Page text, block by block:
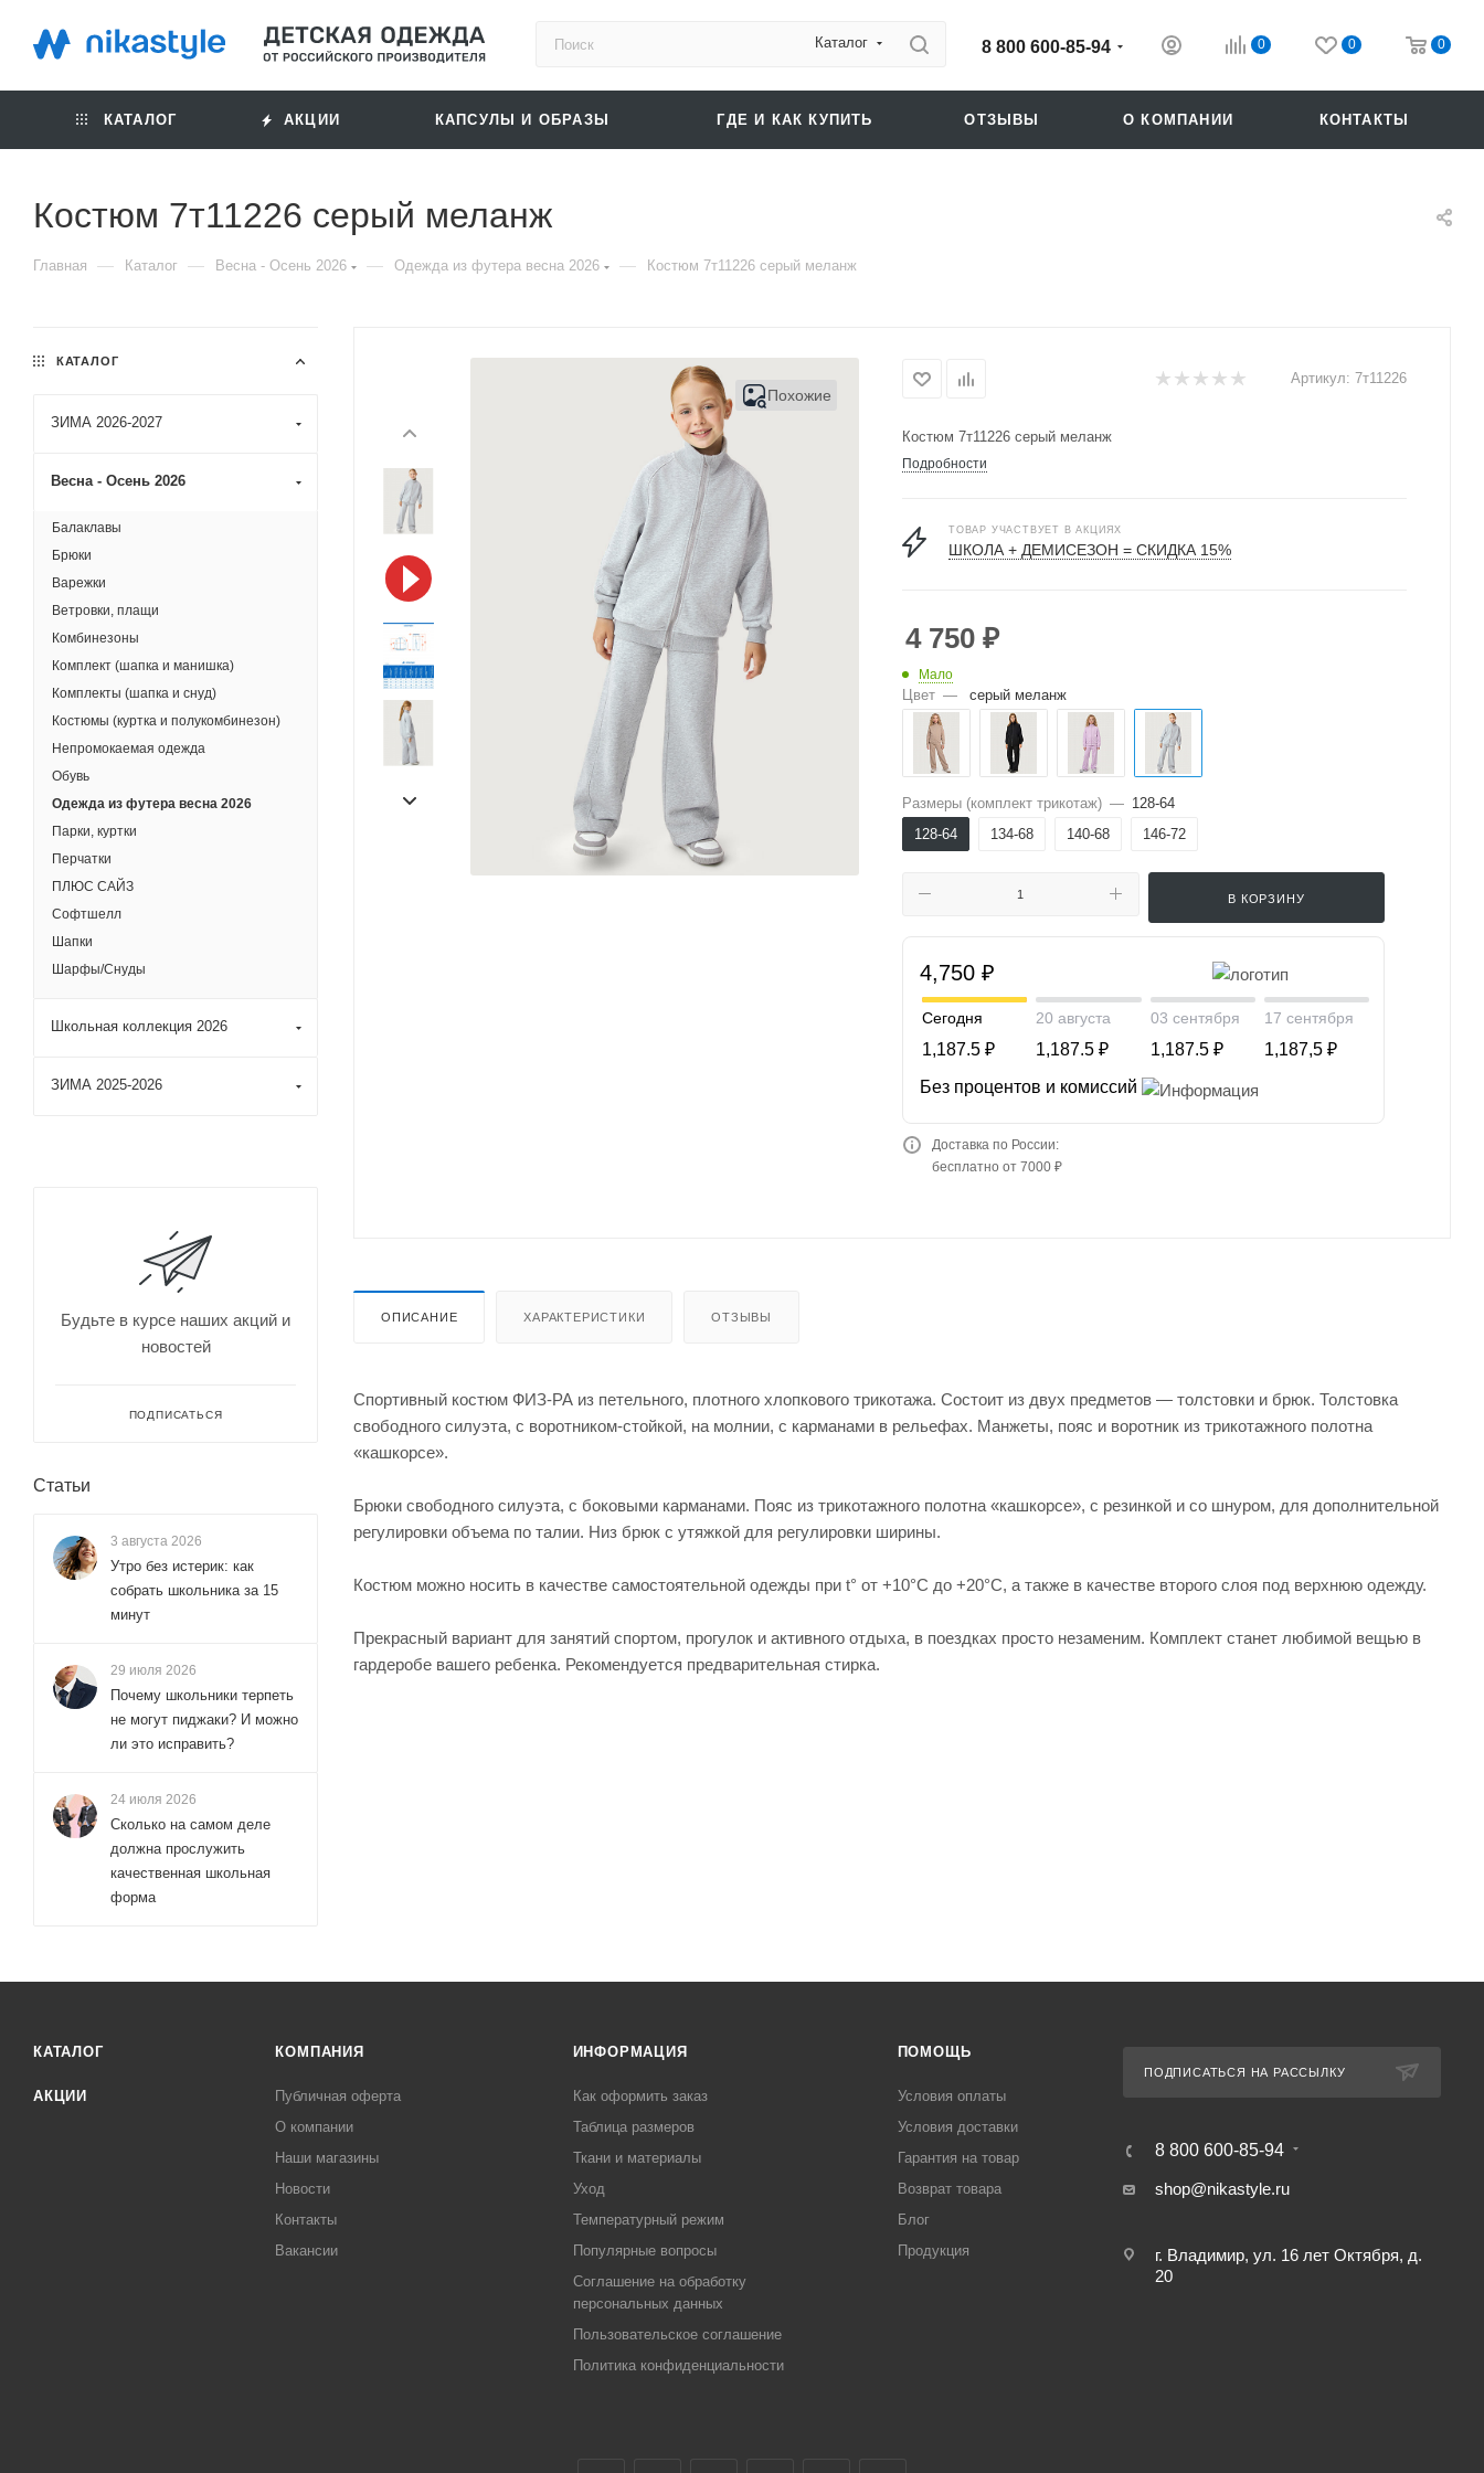
Каталог 8 800 600-85-94 0 0 0
КАТАЛОГ АКЦИИ КАПСУЛЫ И ОБРАЗЫ ГДЕ И КАК КУПИТЬ ОТЗЫВЫ О КОМПАНИИ КОНТАКТЫ
Костюм 7т11226 серый меланж
Главная — Каталог — Весна - Осень 2026 — Одежда из футера весна 2026 — Костюм 7т11226 серый меланж
Похожие
Артикул: 7т11226
Костюм 7т11226 серый меланж
Подробности
ТОВАР УЧАСТВУЕТ В АКЦИЯХ
ШКОЛА + ДЕМИСЕЗОН = СКИДКА 15%
4 750 ₽
Мало
Цвет — серый меланж
Размеры (комплект трикотаж) — 128-64
128-64
134-68 140-68 146-72
В КОРЗИНУ
4,750 ₽
Сегодня
1,187.5 ₽
20 августа
1,187.5 ₽
03 сентября
1,187.5 ₽
17 сентября
1,187,5 ₽
Без процентов и комиссий
Доставка по России:
бесплатно от 7000 ₽
ОПИСАНИЕ ХАРАКТЕРИСТИКИ ОТЗЫВЫ
Спортивный костюм ФИЗ-РА из петельного, плотного хлопкового трикотажа. Состоит из двух предметов — толстовки и брюк. Толстовка
свободного силуэта, с воротником-стойкой, на молнии, с карманами в рельефах. Манжеты, пояс и воротник из трикотажного полотна
«кашкорсе».
Брюки свободного силуэта, с боковыми карманами. Пояс из трикотажного полотна «кашкорсе», с резинкой и со шнуром, для дополнительной
регулировки объема по талии. Низ брюк с утяжкой для регулировки ширины.
Костюм можно носить в качестве самостоятельной одежды при t° от +10°С до +20°С, а также в качестве второго слоя под верхнюю одежду.
Прекрасный вариант для занятий спортом, прогулок и активного отдыха, в поездках просто незаменим. Комплект станет любимой вещью в
гардеробе вашего ребенка. Рекомендуется предварительная стирка.
КАТАЛОГ
ЗИМА 2026-2027
Весна - Осень 2026
Балаклавы
Брюки
Варежки
Ветровки, плащи
Комбинезоны
Комплект (шапка и манишка)
Комплекты (шапка и снуд)
Костюмы (куртка и полукомбинезон)
Непромокаемая одежда
Обувь
Одежда из футера весна 2026
Парки, куртки
Перчатки
ПЛЮС САЙЗ
Софтшелл
Шапки
Шарфы/Снуды
Школьная коллекция 2026
ЗИМА 2025-2026
Будьте в курсе наших акций и
новостей
ПОДПИСАТЬСЯ
Статьи
3 августа 2026
Утро без истерик: как
собрать школьника за 15
минут
29 июля 2026
Почему школьники терпеть
не могут пиджаки? И можно
ли это исправить?
24 июля 2026
Сколько на самом деле
должна прослужить
качественная школьная
форма
КАТАЛОГ
АКЦИИ
КОМПАНИЯ
Публичная оферта
О компании
Наши магазины
Новости
Контакты
Вакансии
ИНФОРМАЦИЯ
Как оформить заказ
Таблица размеров
Ткани и материалы
Уход
Температурный режим
Популярные вопросы
Соглашение на обработку
персональных данных
Пользовательское соглашение
Политика конфиденциальности
ПОМОЩЬ
Условия оплаты
Условия доставки
Гарантия на товар
Возврат товара
Блог
Продукция
ПОДПИСАТЬСЯ НА РАССЫЛКУ
8 800 600-85-94
shop@nikastyle.ru
г. Владимир, ул. 16 лет Октября, д.
20